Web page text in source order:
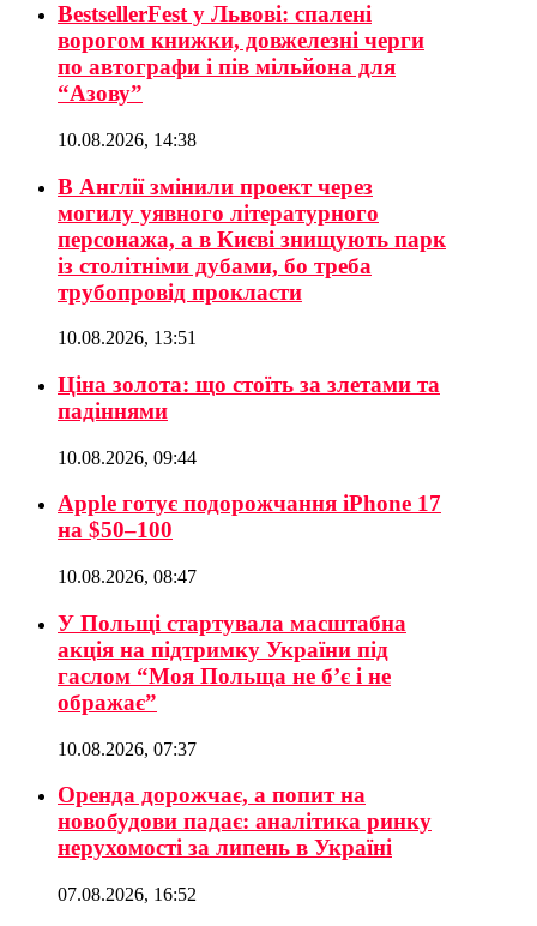
BestsellerFest у Львові: спалені
ворогом книжки, довжелезні черги
по автографи і пів мільйона для
“Азову”
10.08.2026, 14:38
В Англії змінили проект через
могилу уявного літературного
персонажа, а в Києві знищують парк
із столітніми дубами, бо треба
трубопровід прокласти
10.08.2026, 13:51
Ціна золота: що стоїть за злетами та
падіннями
10.08.2026, 09:44
Apple готує подорожчання iPhone 17
на $50–100
10.08.2026, 08:47
У Польщі стартувала масштабна
акція на підтримку України під
гаслом “Моя Польща не б’є і не
ображає”
10.08.2026, 07:37
Оренда дорожчає, а попит на
новобудови падає: аналітика ринку
нерухомості за липень в Україні
07.08.2026, 16:52